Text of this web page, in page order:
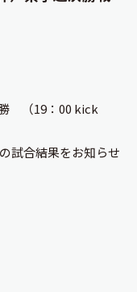
（19：00 kick
合結果をお知らせ